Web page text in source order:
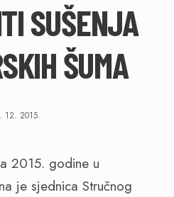
SUŠENJA
ŠUMA
12. 2015.
2015. godine u
je sjednica Stručnog